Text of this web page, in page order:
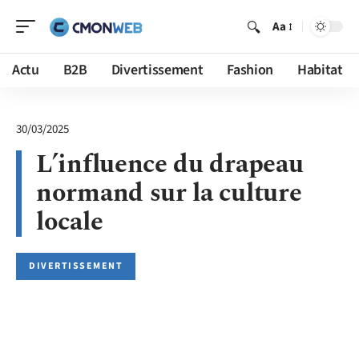
Aa
Actu B2B Divertissement Fashion Habitat
30/03/2025
L’influence du drapeau
normand sur la culture
locale
DIVERTISSEMENT